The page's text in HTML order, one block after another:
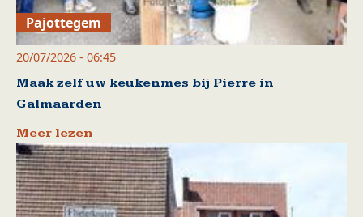
Pajottegem
20/07/2026 - 06:45
Maak zelf uw keukenmes bij Pierre in
Galmaarden
Meer lezen